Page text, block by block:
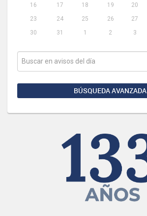
16
17 18 19 20
23
24 25 26 27
30
31 1 2 3
BÚSQUEDA AVANZADA